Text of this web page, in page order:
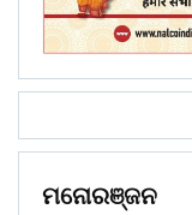
ମନୋରଞ୍ଜନ